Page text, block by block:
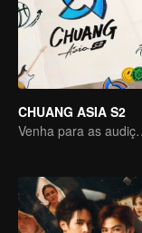
CHUANG ASIA S2
Venha para as